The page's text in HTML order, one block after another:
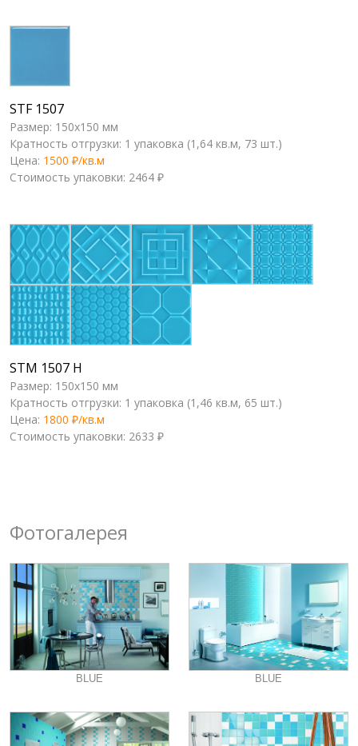
STF 1507
Размер: 150x150 мм
Кратность отгрузки: 1 упаковка (1,64 кв.м, 73 шт.)
Цена: 1500 ₽/кв.м
Стоимость упаковки: 2464 ₽
STM 1507 H
Размер: 150x150 мм
Кратность отгрузки: 1 упаковка (1,46 кв.м, 65 шт.)
Цена: 1800 ₽/кв.м
Стоимость упаковки: 2633 ₽
Фотогалерея
BLUE BLUE